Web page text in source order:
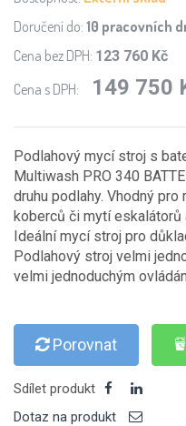
Doručení do: 10 pracovních
Cena bez DPH: 123 760 Kč
Cena s DPH: 149 750
Podlahový mycí stroj s
Multiwash PRO 340
druhu podlahy. Vhodný
koberců či mytí eskalátorů
Ideální mycí stroj pro
Podlahový stroj velmi
velmi jednoduchým
Porovnat
Sdílet produkt
Dotaz na produkt